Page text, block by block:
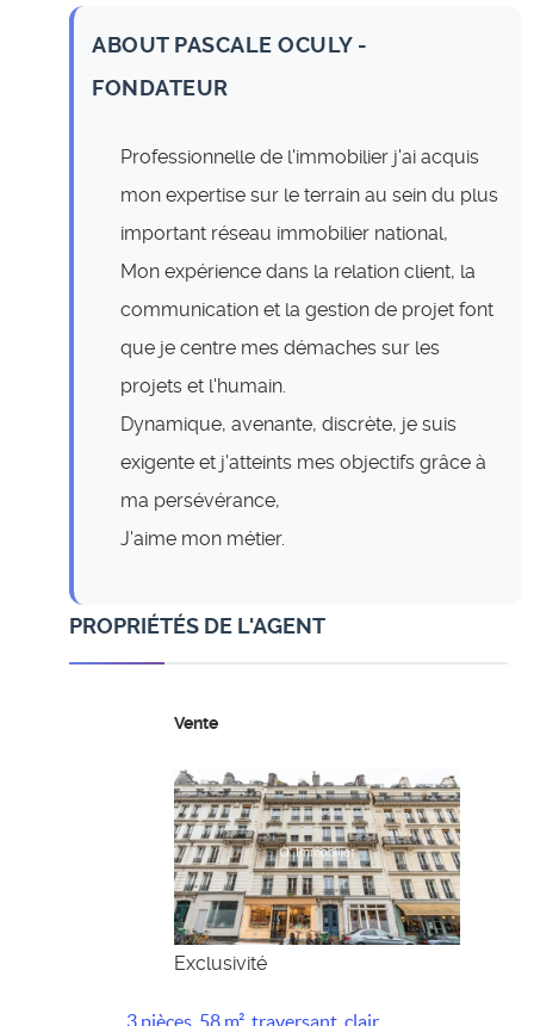
ABOUT PASCALE OCULY -
FONDATEUR
Professionnelle de l'immobilier j'ai acquis
mon expertise sur le terrain au sein du plus
important réseau immobilier national,
Mon expérience dans la relation client, la
communication et la gestion de projet font
que je centre mes démaches sur les
projets et l'humain.
Dynamique, avenante, discrète, je suis
exigente et j'atteints mes objectifs grâce à
ma persévérance,
J'aime mon métier.
PROPRIÉTÉS DE L'AGENT
Vente
Exclusivité
3 pièces, 58 m², traversant, clair